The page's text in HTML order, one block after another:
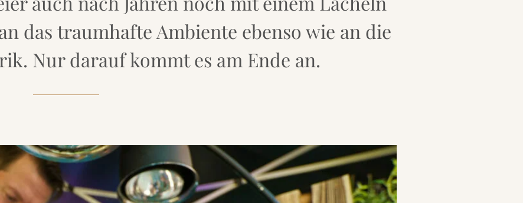
das traumhafte Ambiente ebenso wie an die
Nur darauf kommt es am Ende an.